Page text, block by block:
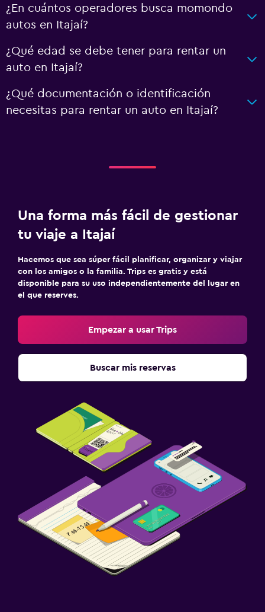
¿En cuántos operadores busca momondo
autos en Itajaí?
¿Qué edad se debe tener para rentar un
auto en Itajaí?
¿Qué documentación o identificación
necesitas para rentar un auto en Itajaí?
Una forma más fácil de gestionar
tu viaje a Itajaí
Hacemos que sea súper fácil planificar, organizar y viajar
con los amigos o la familia. Trips es gratis y está
disponible para su uso independientemente del lugar en
el que reserves.
Empezar a usar Trips
Buscar mis reservas